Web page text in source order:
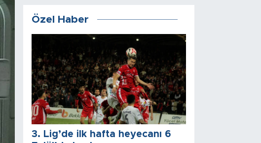
Özel Haber
3. Lig’de ilk hafta heyecanı 6